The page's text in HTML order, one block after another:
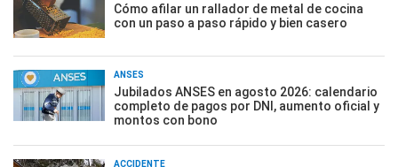
Cómo afilar un rallador de metal de cocina
con un paso a paso rápido y bien casero
ANSES
Jubilados ANSES en agosto 2026: calendario
completo de pagos por DNI, aumento oficial y
montos con bono
ACCIDENTE